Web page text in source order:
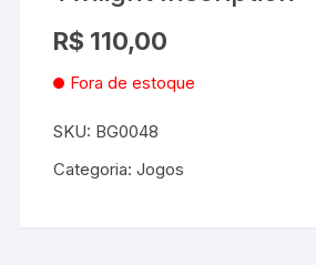
R$ 110,00
Fora de estoque
SKU: BG0048
Categoria:Jogos